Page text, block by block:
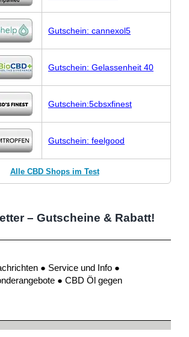
Gutschein: cannexol5
Gutschein: Gelassenheit 40
Gutschein:5cbsxfinest
Gutschein: feelgood
Alle CBD Shops im Test
– Gutscheine & Rabatt!
● Service und Info ●
● CBD Öl gegen